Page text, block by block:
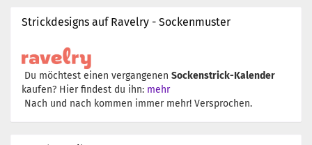
Strickdesigns auf Ravelry - Sockenmuster
Du möchtest einen vergangenen Sockenstrick-Kalender
kaufen? Hier findest du ihn: mehr
Nach und nach kommen immer mehr! Versprochen.